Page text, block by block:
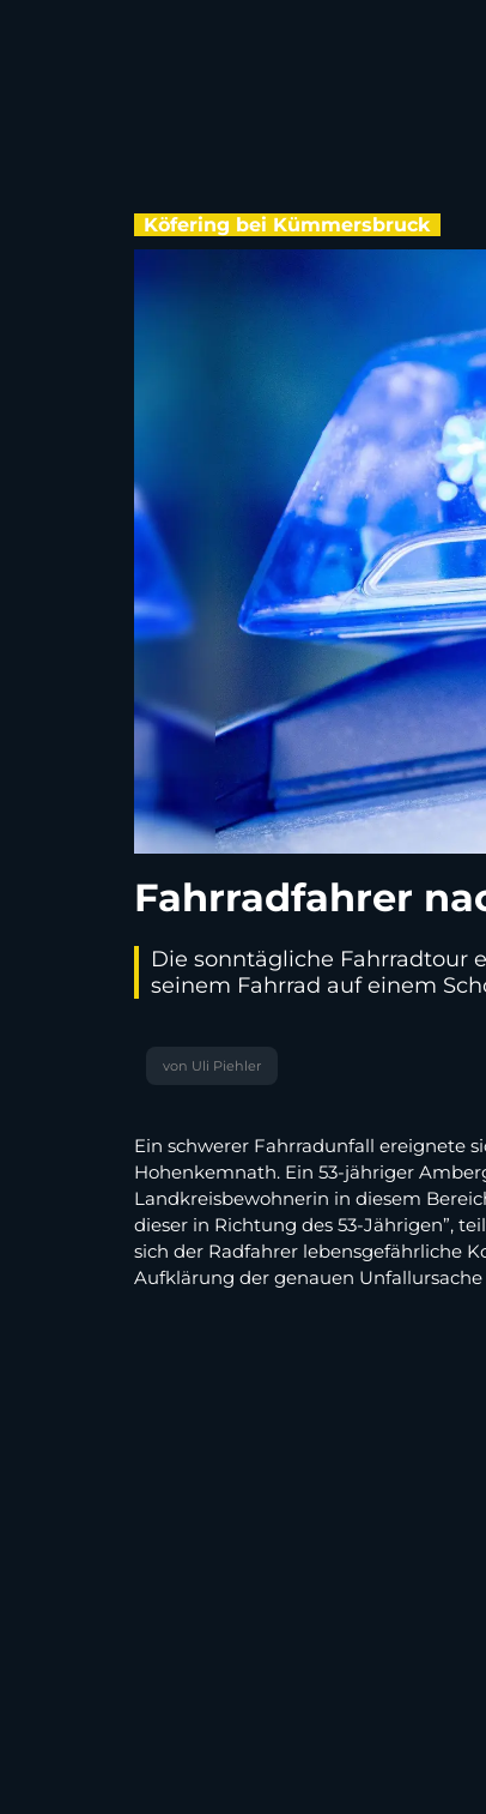
Köfering bei Kümmersbruck
Fahrradfahrer
Die sonntägliche Fahrradtour
seinem Fahrrad auf einem
von Uli Piehler
Ein schwerer Fahrradunfall ereignete
Hohenkemnath. Ein 53-jähriger
Landkreisbewohnerin in diesem
dieser in Richtung des 53-Jährigen”,
sich der Radfahrer lebensgefährliche
Aufklärung der genauen